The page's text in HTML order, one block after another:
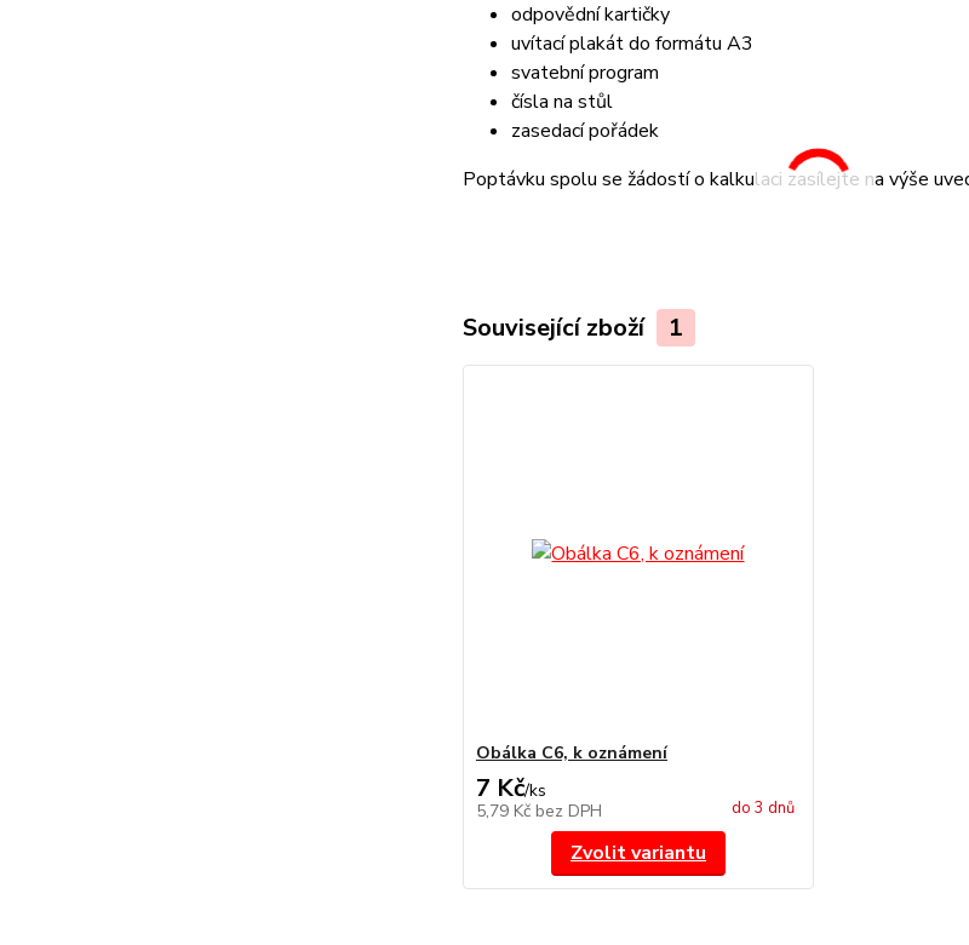
odpovědní kartičky
uvítací plakát do formátu A3
svatební program
čísla na stůl
zasedací pořádek
Poptávku spolu se žádostí o kalkulaci zasílejte na výše
Související zboží 1
Obálka C6, k oznámení
7 Kč/ks
5,79 Kč bez DPH do 3 dnů
Zvolit variantu